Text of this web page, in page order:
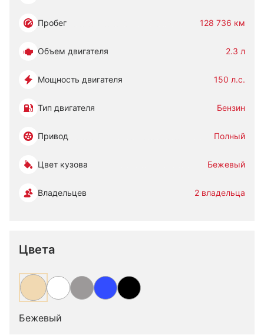
Пробег 128 736 км
Объем двигателя 2.3 л
Мощность двигателя 150 л.с.
Тип двигателя Бензин
Привод Полный
Цвет кузова Бежевый
Владельцев 2 владельца
Цвета
Бежевый